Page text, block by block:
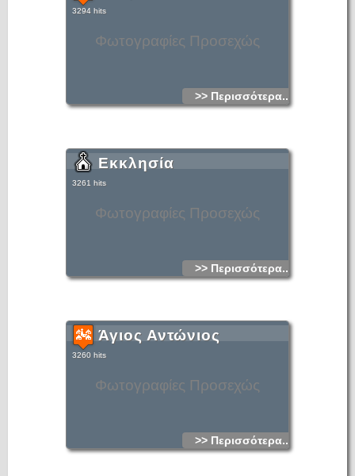
Φωτογραφίες Προσεχώς
3294 hits
>> Περισσότερα...
Φωτογραφίες Προσεχώς
Εκκλησία
3261 hits
>> Περισσότερα...
Φωτογραφίες Προσεχώς
Άγιος Αντώνιος
3260 hits
>> Περισσότερα...